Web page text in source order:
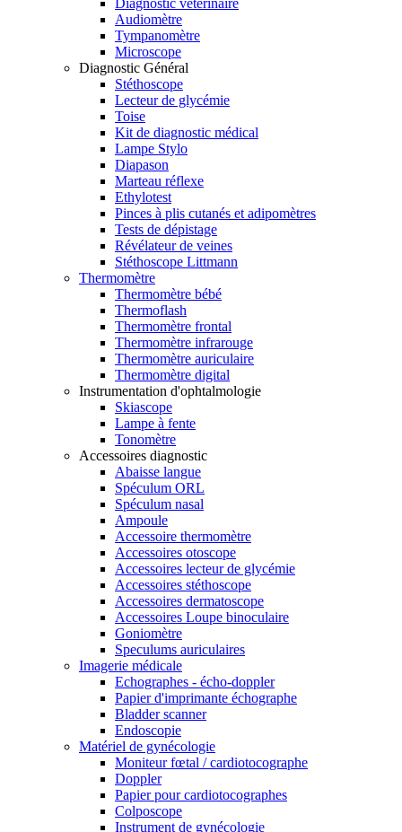
Diagnostic vétérinaire
Audiomètre
Tympanomètre
Microscope
Diagnostic Général
Stéthoscope
Lecteur de glycémie
Toise
Kit de diagnostic médical
Lampe Stylo
Diapason
Marteau réflexe
Ethylotest
Pinces à plis cutanés et adipomètres
Tests de dépistage
Révélateur de veines
Stéthoscope Littmann
Thermomètre
Thermomètre bébé
Thermoflash
Thermomètre frontal
Thermomètre infrarouge
Thermomètre auriculaire
Thermomètre digital
Instrumentation d'ophtalmologie
Skiascope
Lampe à fente
Tonomètre
Accessoires diagnostic
Abaisse langue
Spéculum ORL
Spéculum nasal
Ampoule
Accessoire thermomètre
Accessoires otoscope
Accessoires lecteur de glycémie
Accessoires stéthoscope
Accessoires dermatoscope
Accessoires Loupe binoculaire
Goniomètre
Speculums auriculaires
Imagerie médicale
Echographes - écho-doppler
Papier d'imprimante échographe
Bladder scanner
Endoscopie
Matériel de gynécologie
Moniteur fœtal / cardiotocographe
Doppler
Papier pour cardiotocographes
Colposcope
Instrument de gynécologie